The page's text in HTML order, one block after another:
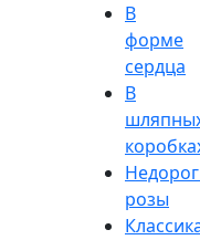
В
форме
сердца
В
розы